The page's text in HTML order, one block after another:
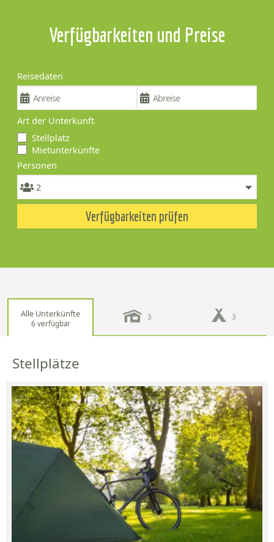
Verfügbarkeiten und Preise
Reisedaten
Art der Unterkunft
Stellplatz
Mietunterkünfte
Personen
Verfügbarkeiten prüfen
Alle Unterkünfte
6 verfügbar
3 3
Stellplätze